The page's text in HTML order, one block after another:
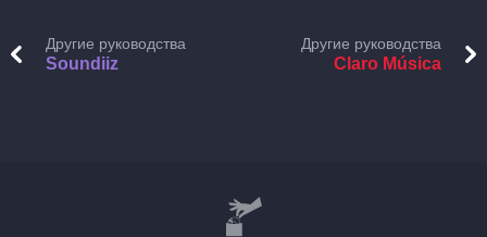
Другие руководства
Soundiiz
Другие руководства
Claro Música